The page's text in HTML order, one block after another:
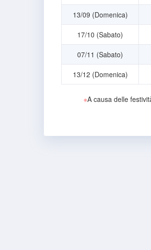
13/09 (Domenica)
17/10 (Sabato)
07/11 (Sabato)
13/12 (Domenica)
※A causa delle